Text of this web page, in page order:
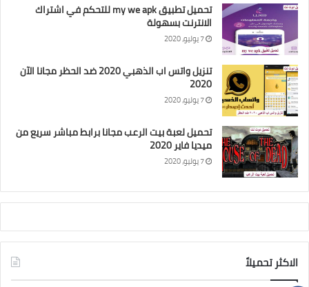
تحميل تطبيق my we apk للتحكم في اشتراك
الانترنت بسهولة
7 يوليو، 2020
تنزيل واتس اب الذهبي 2020 ضد الحظر مجانا الآن
2020
7 يوليو، 2020
تحميل لعبة بيت الرعب مجانا برابط مباشر سريع من
ميديا فاير 2020
7 يوليو، 2020
الاكثر تحميلاً